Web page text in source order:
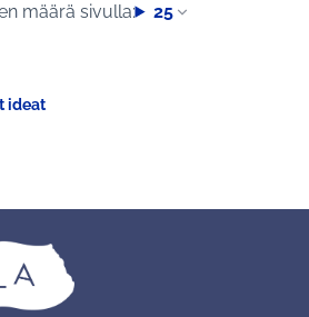
määrä sivulla: 25
ideat